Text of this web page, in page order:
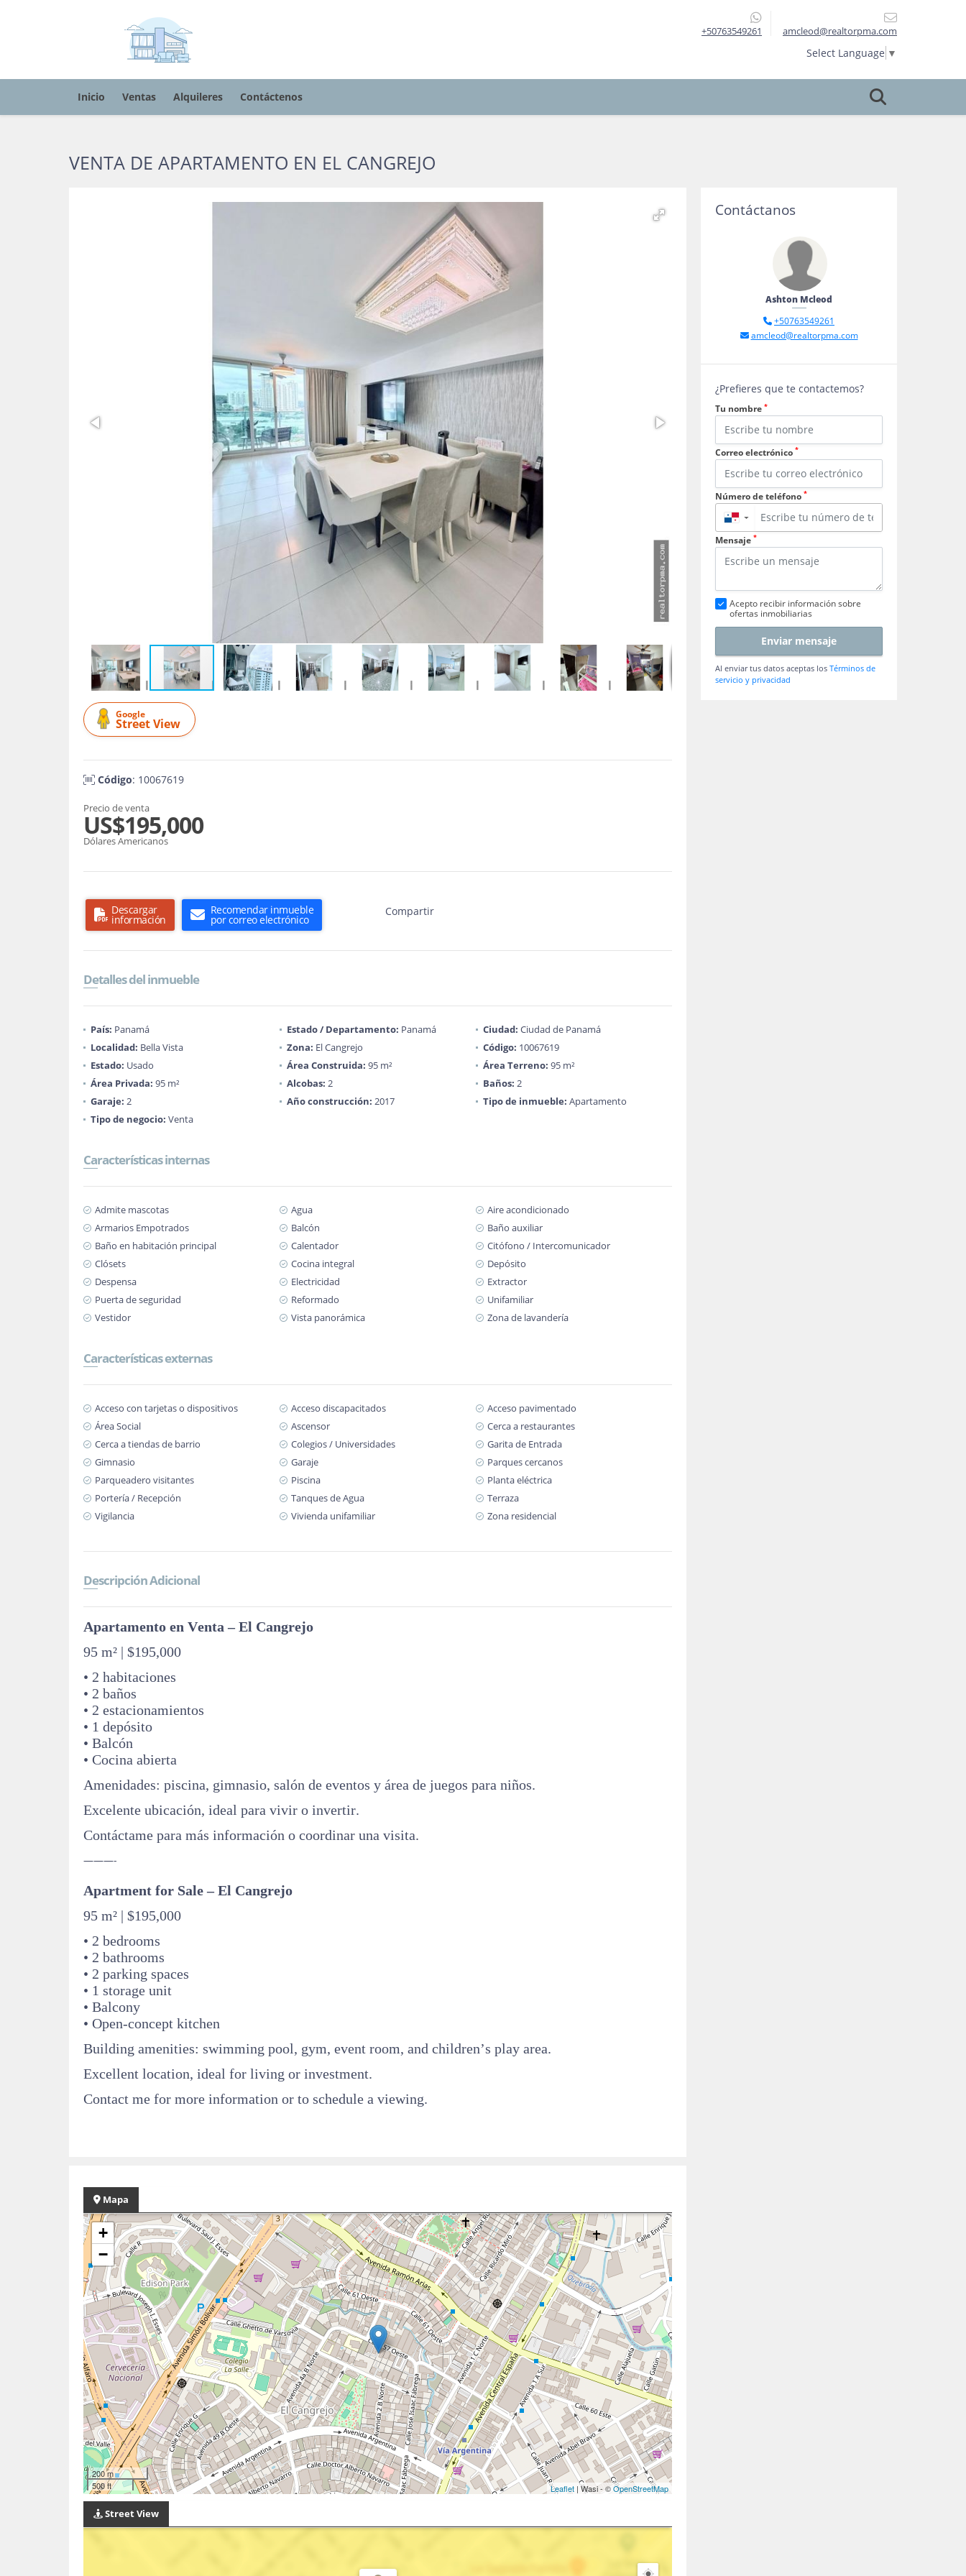
+50763549261 amcleod@realtorpma.com
Select Language ▼
Inicio Ventas Alquileres Contáctenos
VENTA DE APARTAMENTO EN EL CANGREJO
Google
Street View
Código: 10067619
Precio de venta
US$195,000
Dólares Americanos
Descargar
información
Recomendar inmueble
por correo electrónico
Compartir
Detalles del inmueble
País: Panamá Estado / Departamento: Panamá Ciudad: Ciudad de Panamá
Localidad: Bella Vista Zona: El Cangrejo Código: 10067619
Estado: Usado Área Construida: 95 m² Área Terreno: 95 m²
Área Privada: 95 m² Alcobas: 2 Baños: 2
Garaje: 2 Año construcción: 2017 Tipo de inmueble: Apartamento
Tipo de negocio: Venta
Características internas
Admite mascotas Agua
Aire acondicionado
Armarios Empotrados
Balcón
Baño auxiliar
Baño en habitación principal
Calentador
Citófono / Intercomunicador
Clósets
Cocina integral
Depósito
Despensa
Electricidad
Extractor
Puerta de seguridad
Reformado
Unifamiliar
Vestidor
Vista panorámica Zona de lavandería
Características externas
Acceso con tarjetas o dispositivos Acceso discapacitados
Acceso pavimentado
Área Social
Ascensor
Cerca a restaurantes
Cerca a tiendas de barrio
Colegios / Universidades
Garita de Entrada
Gimnasio
Garaje
Parques cercanos
Parqueadero visitantes
Piscina
Planta eléctrica
Portería / Recepción
Tanques de Agua
Terraza
Vigilancia
Vivienda unifamiliar Zona residencial
Descripción Adicional
Apartamento en Venta – El Cangrejo
95 m² | $195,000
• 2 habitaciones
• 2 baños
• 2 estacionamientos
• 1 depósito
• Balcón
• Cocina abierta
Amenidades: piscina, gimnasio, salón de eventos y área de juegos para niños.
Excelente ubicación, ideal para vivir o invertir.
Contáctame para más información o coordinar una visita.
———-
Apartment for Sale – El Cangrejo
95 m² | $195,000
• 2 bedrooms
• 2 bathrooms
• 2 parking spaces
• 1 storage unit
• Balcony
• Open-concept kitchen
Building amenities: swimming pool, gym, event room, and children’s play area.
Excellent location, ideal for living or investment.
Contact me for more information or to schedule a viewing.
Mapa
+
−
200 m
500 ft
Leaflet | Wasi - ©OpenStreetMap
Street View
Contáctanos
Ashton Mcleod
+50763549261
amcleod@realtorpma.com
¿Prefieres que te contactemos?
Tu nombre *
Correo electrónico *
Número de teléfono *
▼
Mensaje *
Acepto recibir información sobre
ofertas inmobiliarias
Enviar mensaje
Al enviar tus datos aceptas los Términos de
servicio y privacidad